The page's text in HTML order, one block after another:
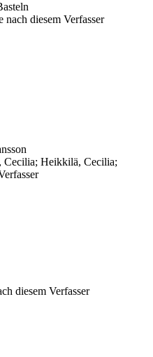
nach diesem Verfasser
Cecilia; Heikkilä, Cecilia;
diesem Verfasser